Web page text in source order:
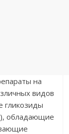
на
видов
гликозиды
обладающие